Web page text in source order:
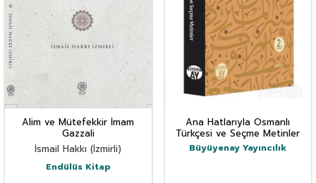
Alim ve Mütefekkir İmam
Gazzali
İsmail Hakkı (İzmirli)
Endülüs Kitap
Ana Hatlarıyla Osmanlı
Türkçesi ve Seçme Metinler
Büyüyenay Yayıncılık